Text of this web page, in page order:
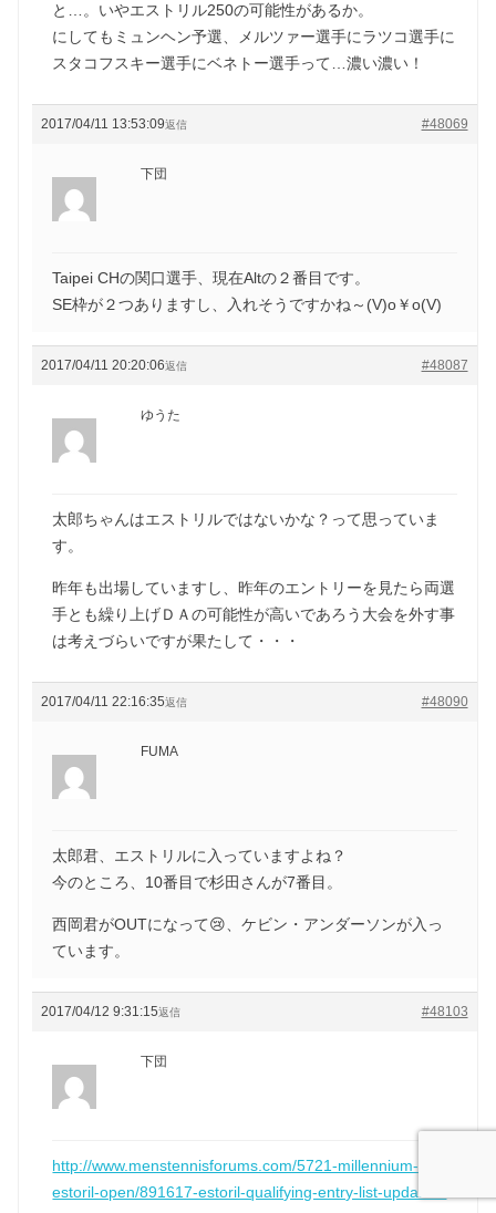
と…。いやエストリル250の可能性があるか。
にしてもミュンヘン予選、メルツァー選手にラツコ選手に
スタコフスキー選手にベネトー選手って…濃い濃い！
2017/04/11 13:53:09 #48069
返信
下団
Taipei CHの関口選手、現在Altの２番目です。
SE枠が２つありますし、入れそうですかね～(V)o￥o(V)
2017/04/11 20:20:06 #48087
返信
ゆうた
太郎ちゃんはエストリルではないかな？って思っていま
す。
昨年も出場していますし、昨年のエントリーを見たら両選
手とも繰り上げＤＡの可能性が高いであろう大会を外す事
は考えづらいですが果たして・・・
2017/04/11 22:16:35 #48090
返信
FUMA
太郎君、エストリルに入っていますよね？
今のところ、10番目で杉田さんが7番目。
西岡君がOUTになって😢、ケビン・アンダーソンが入っ
ています。
2017/04/12 9:31:15 #48103
返信
下団
http://www.menstennisforums.com/5721-millennium-
estoril-open/891617-estoril-qualifying-entry-list-updated-